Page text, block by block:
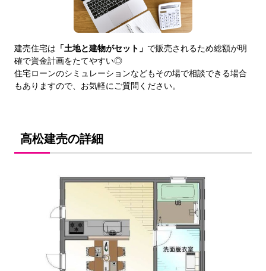
建売住宅は 「土地と建物がセット」 で販売されるため総額が明
確で資金計画をたてやすい◎
住宅ローンのシミュレーションなどもその場で相談できる場合
もありますので、お気軽にご質問ください。
高松建売の詳細